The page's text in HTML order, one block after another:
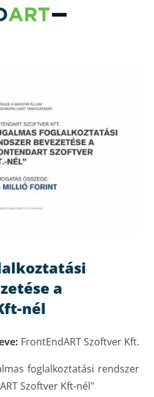
a
nél
FrontEndART Szoftver Kft.
foglalkoztatási rendszer
Szoftver Kft-nél"